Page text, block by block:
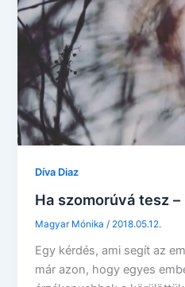
Díva Diaz
Ha szomorúvá tesz
Magyar Mónika/ 2018.05.12.
Egy kérdés, ami segít az
már azon, hogy egyes